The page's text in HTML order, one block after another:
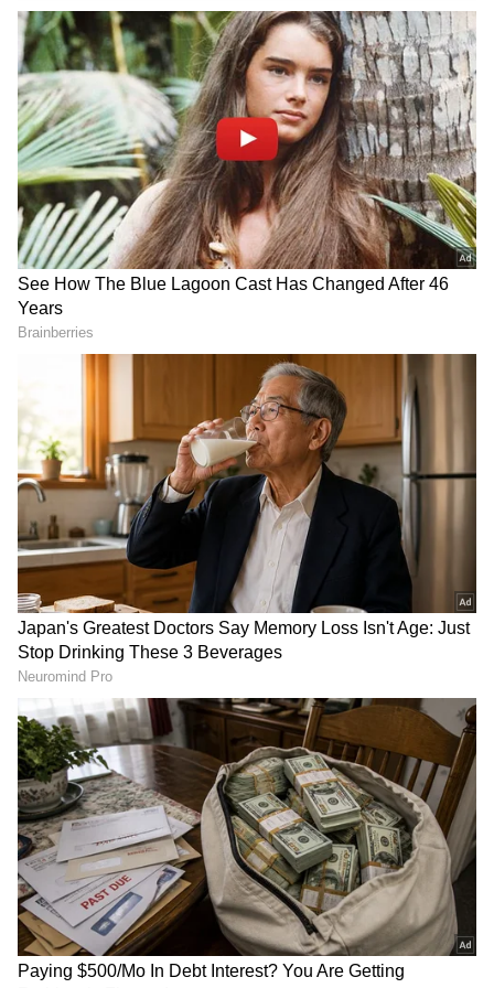
ಹೇಗಿದೆ ಗೊತ್ತಾ!?
DOWNLOAD APP
RECOMMENDED STORIES
Black Magic: ಮನೆಯಲ್ಲಿ ಈ 6
ಸಮಸ್ಯೆಗಳಿವೆಯೇ? ಹಾಗಿದ್ರೆ
ಮಾಟ-ಮಂತ್ರದ ಪ್ರಭಾವ
ಇರಬಹುದು!
Chandra Shukra parivartan:
ಈ ತಿಂಗಳ 24 ರಿಂದ ಆ 6
ರಾಶಿಚಕ್ರ ಚಿಹ್ನೆಗೆ ರಾಶಿ ಪರಿವರ್ತನ
ಯೋಗ, ಮುಟ್ಟಿದ್ದೆಲ್ಲ ಚಿನ್ನ!
ಸಕ್ಸಸ್‌ಫುಲ್ ಯೂಟ್ಯೂಬರ್
ಆಗ್ತಾರಂತೆ! ನಿಮ್ಮ ಡೇಟ್ ಇದೆಯಾ
ನೋಡಿ
ರಾಶಿಯವರಿಗೆ ಲಕ್ಷ್ಮಿ ನಾರಾಯಣ
ಯೋಗ, ಜೂನ್ 22ರಿಂದ ದುಡ್ಡಿನ
ಸುರಿಮಳೆ!